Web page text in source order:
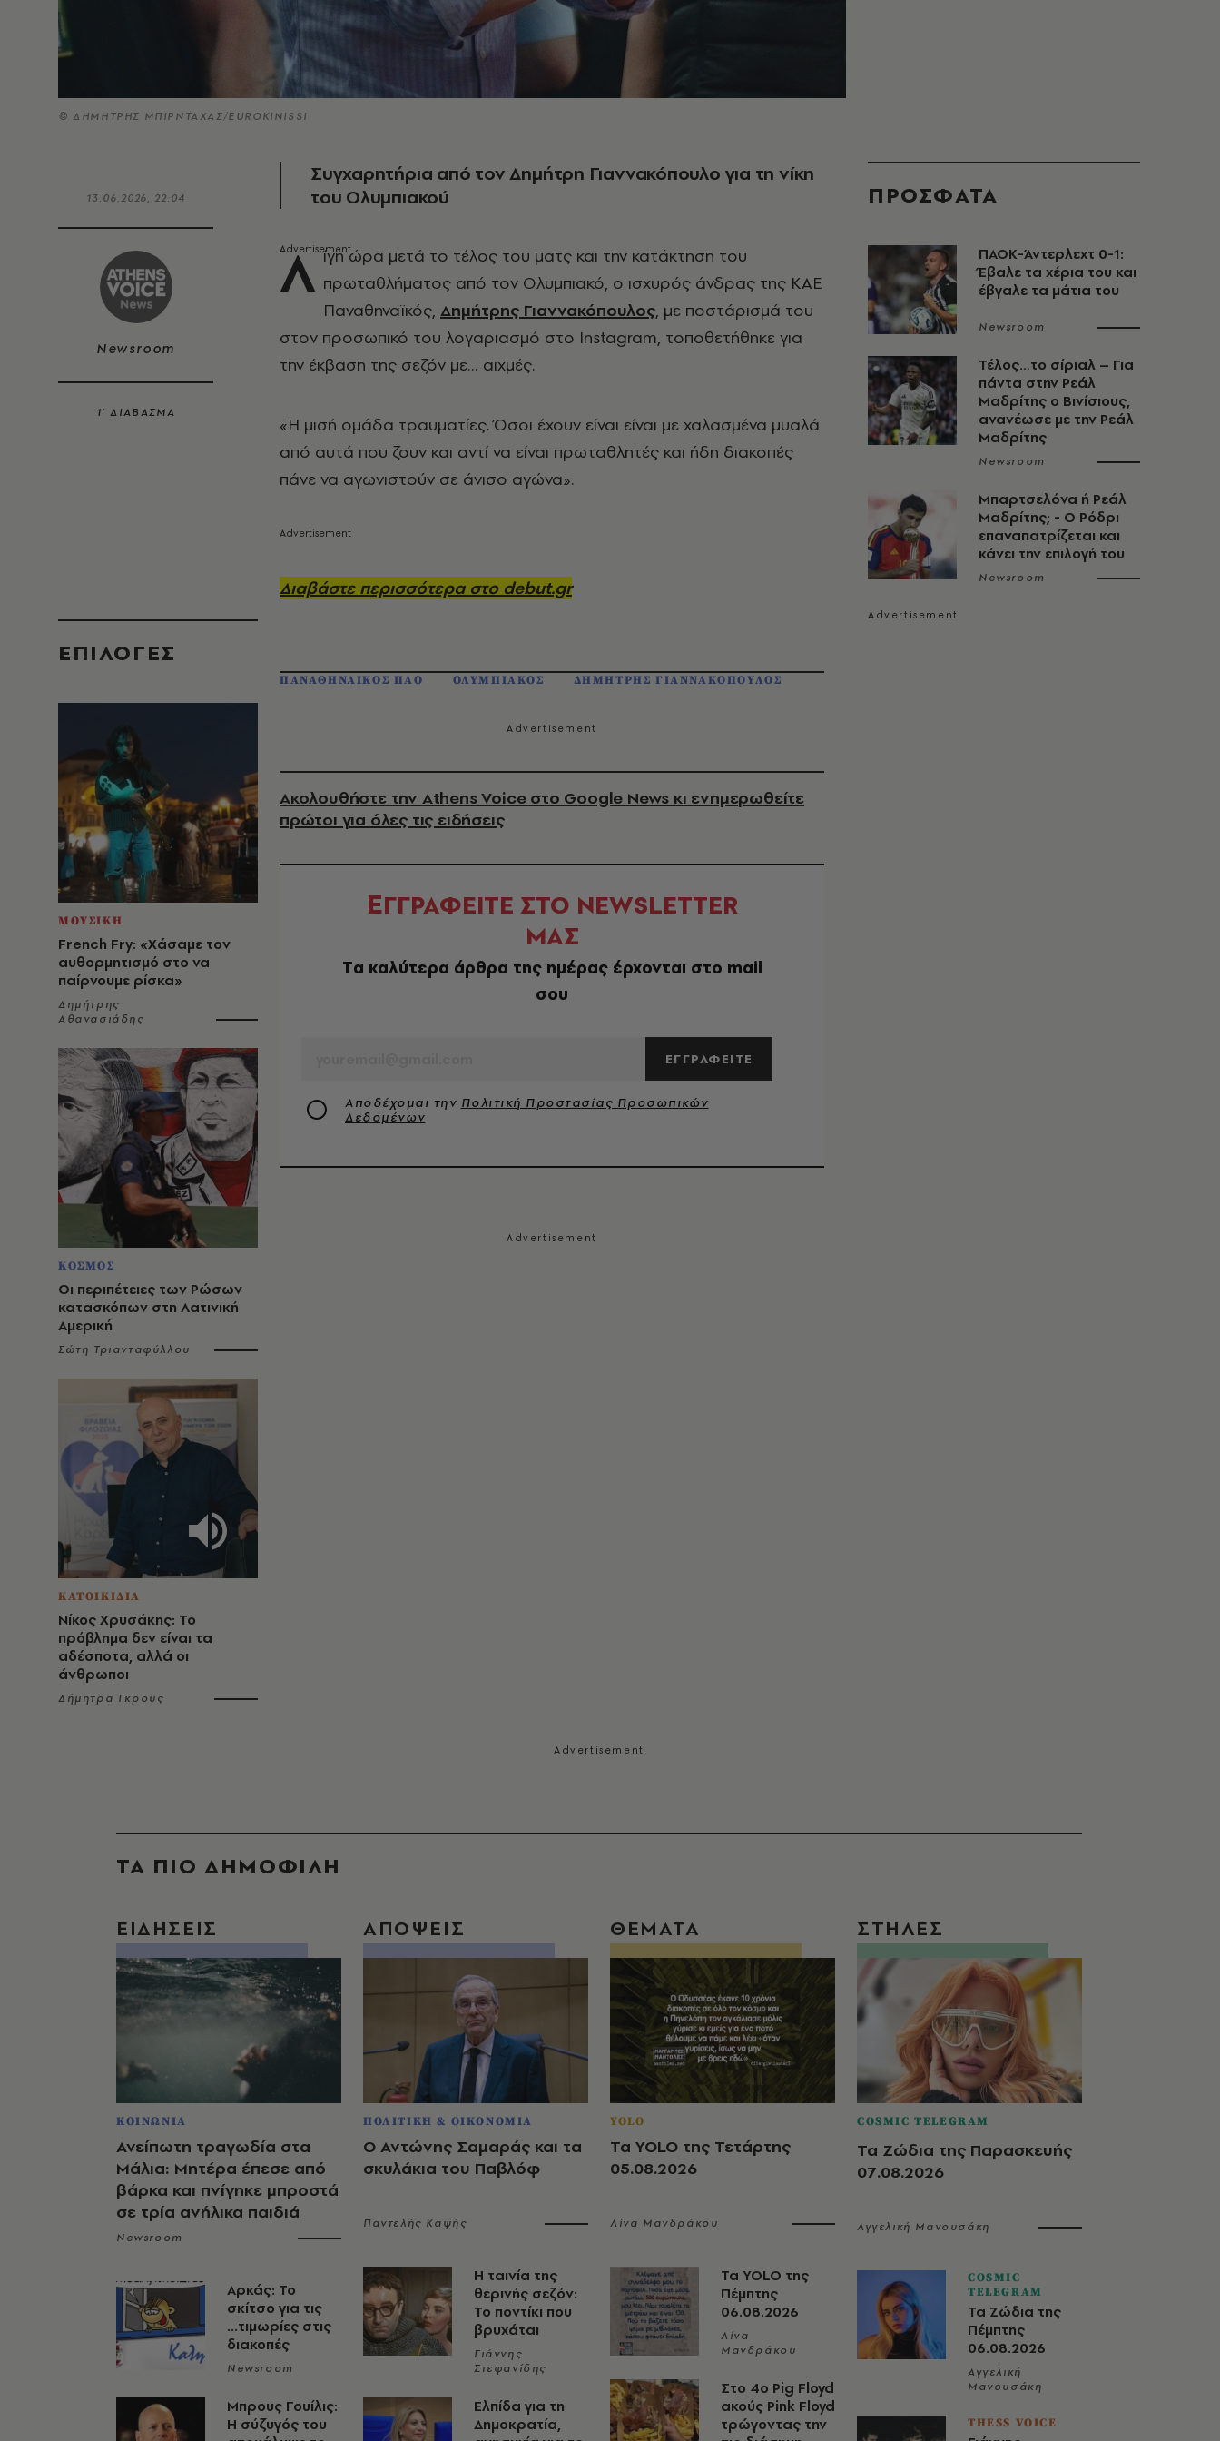
© ΔΗΜΗΤΡΗΣ ΜΠΙΡΝΤΑΧΑΣ/EUROKINISSI
13.06.2026, 22:04
Newsroom
1’ ΔΙΑΒΑΣΜΑ
EΠΙΛΟΓΈΣ
ΜΟΥΣΙΚΗ
French Fry: «Χάσαμε τον
αυθορμητισμό στο να
παίρνουμε ρίσκα»
Δημήτρης
Αθανασιάδης
ΚΟΣΜΟΣ
Οι περιπέτειες των Ρώσων
κατασκόπων στη Λατινική
Αμερική
Σώτη Τριανταφύλλου
ΚΑΤΟΙΚΙΔΙΑ
Νίκος Χρυσάκης: Το
πρόβλημα δεν είναι τα
αδέσποτα, αλλά οι
άνθρωποι
Δήμητρα Γκρους
Συγχαρητήρια από τον Δημήτρη Γιαννακόπουλο για τη νίκη
του Ολυμπιακού
Λ ίγη ώρα μετά το τέλος του ματς και την κατάκτηση του
πρωταθλήματος από τον Ολυμπιακό, ο ισχυρός άνδρας της ΚΑΕ
Παναθηναϊκός, Δημήτρης Γιαννακόπουλος, με ποστάρισμά του
στον προσωπικό του λογαριασμό στο Instagram, τοποθετήθηκε για
την έκβαση της σεζόν με… αιχμές.
«Η μισή ομάδα τραυματίες. Όσοι έχουν είναι είναι με χαλασμένα μυαλά
από αυτά που ζουν και αντί να είναι πρωταθλητές και ήδη διακοπές
πάνε να αγωνιστούν σε άνισο αγώνα».
Διαβάστε περισσότερα στο debut.gr
ΠΑΝΑΘΗΝΑΙΚΟΣ ΠΑΟ ΟΛΥΜΠΙΑΚΟΣ ΔΗΜΗΤΡΗΣ ΓΙΑΝΝΑΚΟΠΟΥΛΟΣ
Ακολουθήστε την Athens Voice στο Google News κι ενημερωθείτε
πρώτοι για όλες τις ειδήσεις
ΕΓΓΡΑΦΕΙΤΕ ΣΤΟ NEWSLETTER
ΜΑΣ
Tα καλύτερα άρθρα της ημέρας έρχονται στο mail
σου
ΕΓΓΡΑΦΕΙΤΕ
Αποδέχομαι την Πολιτική Προστασίας Προσωπικών
Δεδομένων
ΠΡΟΣΦΑΤΑ
ΠΑΟΚ-Άντερλεχτ 0-1:
Έβαλε τα χέρια του και
έβγαλε τα μάτια του
Newsroom
Τέλος…το σίριαλ – Για
πάντα στην Ρεάλ
Μαδρίτης ο Βινίσιους,
ανανέωσε με την Ρεάλ
Μαδρίτης
Newsroom
Μπαρτσελόνα ή Ρεάλ
Μαδρίτης; - Ο Ρόδρι
επαναπατρίζεται και
κάνει την επιλογή του
Newsroom
ΤΑ ΠΙΟ ΔΗΜΟΦΙΛΗ
ΕΙΔΗΣΕΙΣ
ΚΟΙΝΩΝΙΑ
Ανείπωτη τραγωδία στα
Μάλια: Μητέρα έπεσε από
βάρκα και πνίγηκε μπροστά
σε τρία ανήλικα παιδιά
Newsroom
Αρκάς: Το
σκίτσο για τις
...τιμωρίες στις
διακοπές
Newsroom
Μπρους Γουίλις:
Η σύζυγός του
ΑΠΟΨΕΙΣ
ΠΟΛΙΤΙΚΗ & ΟΙΚΟΝΟΜΙΑ
Ο Αντώνης Σαμαράς και τα
σκυλάκια του Παβλόφ
Παντελής Καψής
Η ταινία της
θερινής σεζόν:
Το ποντίκι που
βρυχάται
Γιάννης
Στεφανίδης
Ελπίδα για τη
Δημοκρατία,
ΘΕΜΑΤΑ
YOLO
Τα YOLO της Τετάρτης
05.08.2026
Λίνα Μανδράκου
Τα YOLO της
Πέμπτης
06.08.2026
Λίνα
Μανδράκου
Στο 4ο Pig Floyd
ακούς Pink Floyd
τρώγοντας την
ΣΤΗΛΕΣ
COSMIC TELEGRAM
Τα Ζώδια της Παρασκευής
07.08.2026
Αγγελική Μανουσάκη
COSMIC
TELEGRAM
Τα Ζώδια της
Πέμπτης
06.08.2026
Αγγελική
Μανουσάκη
THESS VOICE